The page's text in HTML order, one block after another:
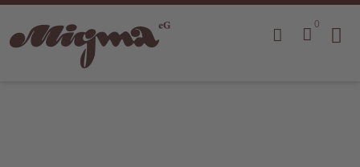
0